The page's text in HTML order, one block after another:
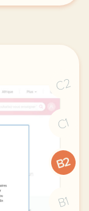
C2
C1
B2
B1